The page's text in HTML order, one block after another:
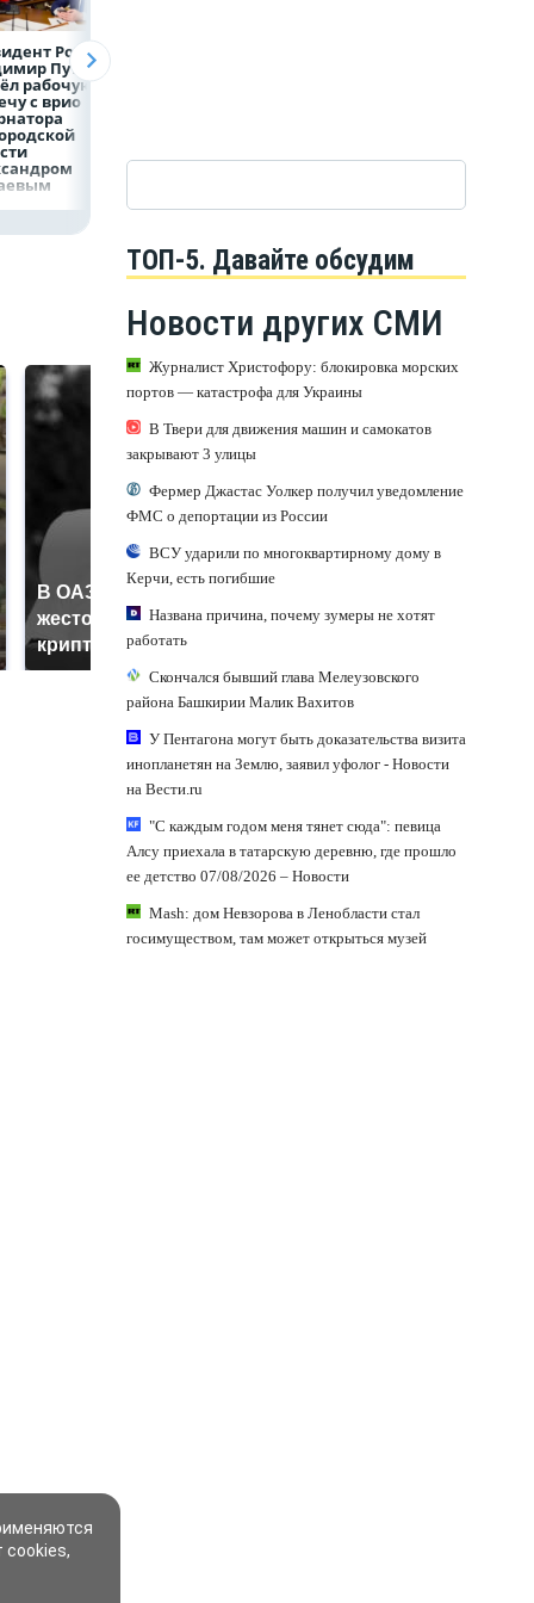
России
Путин
рабочую
с врио
В ОАЭ произошло
жестокое убийство
криптомиллионера
падению вертолета на
ТОП-5. Давайте обсудим
Новости других СМИ
Журналист Христофору: блокировка морских
портов — катастрофа для Украины
В Твери для движения машин и самокатов
закрывают 3 улицы
Фермер Джастас Уолкер получил уведомление
ФМС о депортации из России
ВСУ ударили по многоквартирному дому в
Керчи, есть погибшие
Названа причина, почему зумеры не хотят
работать
Скончался бывший глава Мелеузовского
района Башкирии Малик Вахитов
У Пентагона могут быть доказательства визита
инопланетян на Землю, заявил уфолог - Новости
на Вести.ru
"С каждым годом меня тянет сюда": певица
Алсу приехала в татарскую деревню, где прошло
ее детство 07/08/2026 – Новости
Mash: дом Невзорова в Ленобласти стал
госимуществом, там может открыться музей
cookies,